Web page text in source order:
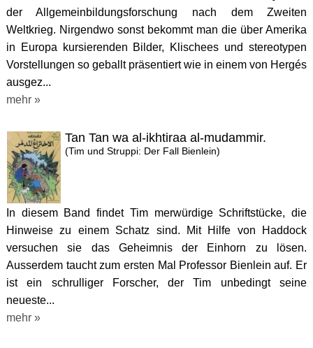
der Allgemeinbildungsforschung nach dem Zweiten
Weltkrieg. Nirgendwo sonst bekommt man die über Amerika
in Europa kursierenden Bilder, Klischees und stereotypen
Vorstellungen so geballt präsentiert wie in einem von Hergés
ausgez...
mehr »
Tan Tan wa al-ikhtiraa al-mudammir.
(Tim und Struppi: Der Fall Bienlein)
In diesem Band findet Tim merwürdige Schriftstücke, die
Hinweise zu einem Schatz sind. Mit Hilfe von Haddock
versuchen sie das Geheimnis der Einhorn zu lösen.
Ausserdem taucht zum ersten Mal Professor Bienlein auf. Er
ist ein schrulliger Forscher, der Tim unbedingt seine
neueste...
mehr »